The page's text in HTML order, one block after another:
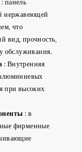
: панель
нержавеющей
что
вид, прочность,
обслуживания.
: Внутренняя
при высоких
: в
фирменные